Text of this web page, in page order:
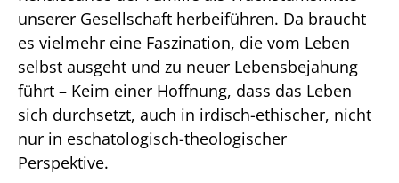
unserer Gesellschaft herbeiführen. Da braucht
es vielmehr eine Faszination, die vom Leben
selbst ausgeht und zu neuer Lebensbejahung
führt – Keim einer Hoffnung, dass das Leben
sich durchsetzt, auch in irdisch-ethischer, nicht
nur in eschatologisch-theologischer
Perspektive.